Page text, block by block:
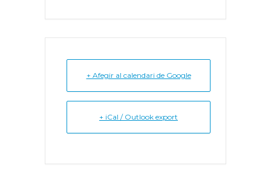
+ Afegir al calendari de Google
+ iCal / Outlook export